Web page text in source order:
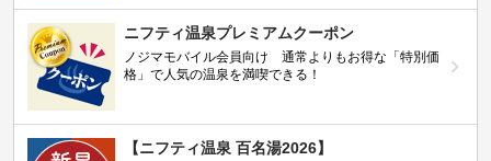
ニフティ温泉プレミアムクーポン
ノジマモバイル会員向け 通常よりもお得な「特別価
格」で人気の温泉を満喫できる！
【ニフティ温泉 百名湯2026】